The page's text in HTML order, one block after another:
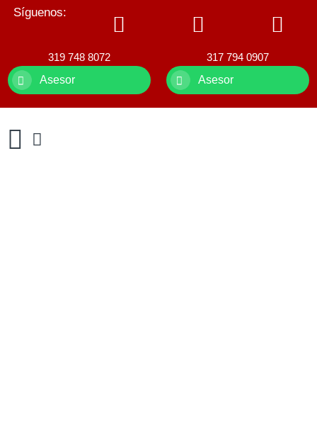
Síguenos:
319 748 8072
Asesor
317 794 0907
Asesor